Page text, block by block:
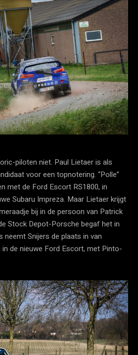
piloten niet. Paul Lietaer is als
voor een topnotering. “Polle”
met de Ford Escort RS1800, in
Subaru Impreza. Maar Lietaer krijgt
bij in de persoon van Patrick
Stock Depot-Porsche begaf het in
neemt Snijers de plaats in van
de nieuwe Ford Escort, met Pinto-